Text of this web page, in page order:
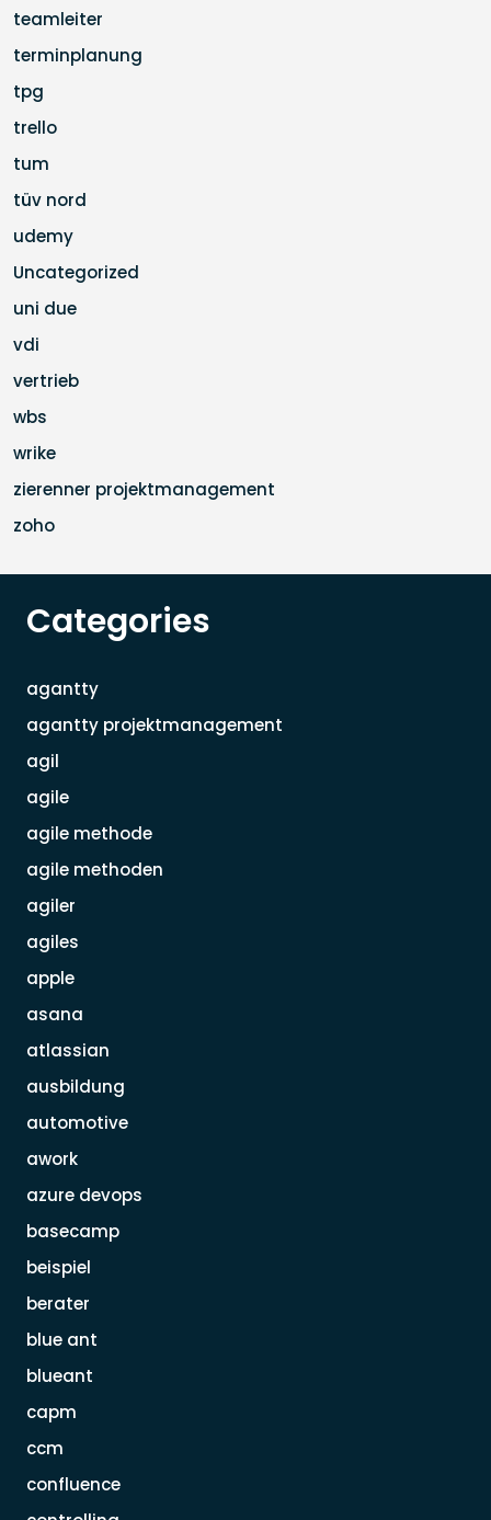
teamleiter
terminplanung
tpg
trello
tum
tüv nord
udemy
Uncategorized
uni due
vdi
vertrieb
wbs
wrike
zierenner projektmanagement
zoho
Categories
agantty
agantty projektmanagement
agil
agile
agile methode
agile methoden
agiler
agiles
apple
asana
atlassian
ausbildung
automotive
awork
azure devops
basecamp
beispiel
berater
blue ant
blueant
capm
ccm
confluence